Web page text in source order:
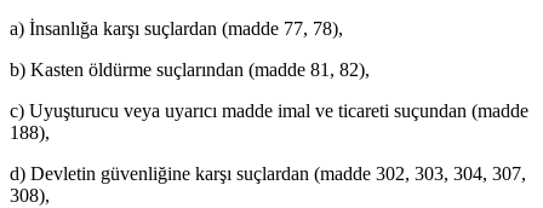
a) İnsanlığa karşı suçlardan (madde 77, 78),
b) Kasten öldürme suçlarından (madde 81, 82),
c) Uyuşturucu veya uyarıcı madde imal ve ticareti suçundan (madde
188),
d) Devletin güvenliğine karşı suçlardan (madde 302, 303, 304, 307,
308),